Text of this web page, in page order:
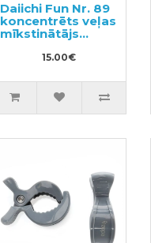
Daiichi Fun Nr. 89
koncentrēts veļas
mīkstinātājs
15.00€